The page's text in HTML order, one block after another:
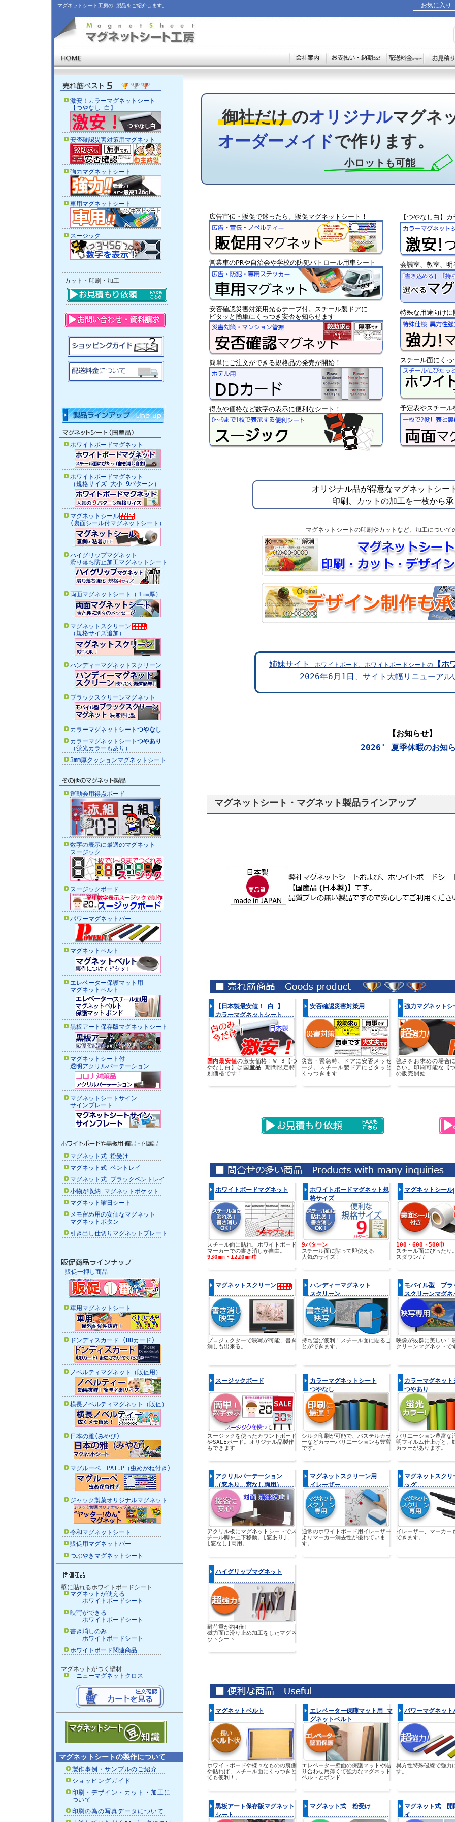
マグネットシート工房の 製品をご紹介します。 お気に入り
御社だけ のオリジナルマグネ
オーダーメイドで作ります。
小ロットも可能
広告宣伝・販促で迷ったら。販促マグネットシート！
営業車のPRや自治会や学校の防犯パトロール用車シート
安否確認災害対策用光るテープ付。スチール製ドアに
ピタッと簡単にくっつき安否を知らせます
簡単にご注文ができる規格品の発売が開始！
得点や価格など数字の表示に便利なシート！
【つやなし白】
会議室、教室、
特殊な用途向け
スチール面にく
予定表やスチー
オリジナル品が得意なマグネットシー
印刷、カットの加工を一枚から
マグネットシートの印刷やカットなど、加工について
姉妹サイトホワイトボード、ホワイトボードシートの【ホ
2026年6月1日、サイト大幅リニューアル
【お知らせ】
2026' 夏季休暇のお知
マグネットシート・マグネット製品ラインアップ
【日本製最安値！ 白 】
カラーマグネットシート
国内最安値の激安価格！W-3【つ
やなし白】は 国産品 期間限定特
別価格です！
安否確認災害対策用
災害・緊急時、ドアに安否メッセ
ージ。スチール製ドアにピタッと
くっつきます
強力マグネットシ
強さをお求めの場合
さい。印刷可能な【
の販売開始
ホワイトボードマグネット
スチール面に貼れ、ホワイトボード
マーカーでの書き消しが自由。
930mm・1220mm巾
ホワイトボードマグネット規
格サイズ
9パターン
スチール面に貼って即使える
人気のサイズ！
マグネットシール
100・600・500巾
スチール面にぴったり
スダウン !!
マグネットスクリーン
プロジェクターで映写が可能、書き
消しも出来る。
ハンディーマグネット
スクリーン
持ち運び便利！スチール面に貼るこ
とができます。
モバイル型 ブラ
スクリーンマグネ
映像が抜群に美しい！
クリーンマグネットで
スージックボード
スージックを使ったカウントボード
やSALEボード。オリジナル品製作
もできます
カラーマグネットシート
つやなし
シルク印刷が可能で、パステルカラ
ーなどカラーバリエーションも豊富
です。
カラーマグネット
つやあり
バリエーション豊富な
明フィルム仕上げと、
カラーがあります。
アクリルパーテーション
（窓あり、窓なし両用）
アクリル板にマグネットシートでス
チール脚を上下移動。[窓あり]、
[窓なし]両用。
マグネットスクリーン用
イレーザー
通常のホワイトボード用イレーザー
よりマーカー消去性が優れていま
す。
マグネットスクリ
ッグ
イレーザー、マーカー
できます。
ハイグリップマグネット
耐荷重が約4倍!
磁力面に滑り止め加工をしたマグネ
ットシート
マグネットベルト
ホワイトボードや様々なものの裏側
や貼れば、スチール面にくっつきと
ても便利！。
エレベーター保護マット用 マ
グネットベルト
エレベーター壁面の保護マットや貼
り合わせ用薄くて強力なマグネット
ベルトとボンド
パワーマグネット
異方性特殊磁線で強力
す。
黒板アート保存版マグネット
シート
マグネット式 粉受け
マグネット式 開
イ
激安！カラーマグネットシート
【つやなし 白】
安否確認災害対策用マグネット
強力マグネットシート
車用マグネットシート
スージック
カット・印刷・加工
ホワイトボードマグネット
ホワイトボードマグネット
（規格サイズ-大小 9パターン）
マグネットシール
(裏面シール付マグネットシート）
ハイグリップマグネット
滑り落ち防止加工マグネットシート
両面マグネットシート （１㎜厚）
マグネットスクリーン
（規格サイズ追加）
ハンディーマグネットスクリーン
ブラックスクリーンマグネット
カラーマグネットシート つやなし
カラーマグネットシート つやあり
（蛍光カラーもあり）
3mm厚クッションマグネットシート
運動会用得点ボード
数字の表示に最適のマグネット
スージック
スージックボード
パワーマグネットバー
マグネットベルト
エレベーター保護マット用
マグネットベルト
黒板アート保存版マグネットシート
マグネットシート付
透明アクリルパーテーション
マグネットシートサイン
サインプレート
マグネット式 粉受け
マグネット式 ペントレイ
マグネット式 ブラックペントレイ
小物が収納 マグネットポケット
マグネット曜日シート
メモ留め用の安価なマグネット
マグネットボタン
引き出し仕切りマグネットプレート
販促一押し商品
車用マグネットシート
ドンディスカード (DDカード)
ノベルティマグネット（販促用）
横長ノベルティマグネット（販促）
日本の雅(みやび)
マグルーペ PAT.P（虫めがね付き)
ジャック製菓オリジナルマグネット
令和マグネットシート
販促用マグネットバー
つぶやきマグネットシート
壁に貼れるホワイトボードシート
マグネットが使える
ホワイトボードシート
映写ができる
ホワイトボードシート
書き消しのみ
ホワイトボードシート
ホワイトボード関連商品
マグネットがつく壁材
ニューマグネットクロス
マグネットシートの製作について
製作事例・サンプルのご紹介
ショッピングガイド
印刷・デザイン・カット・加工に
ついて
印刷の為の写真データについて